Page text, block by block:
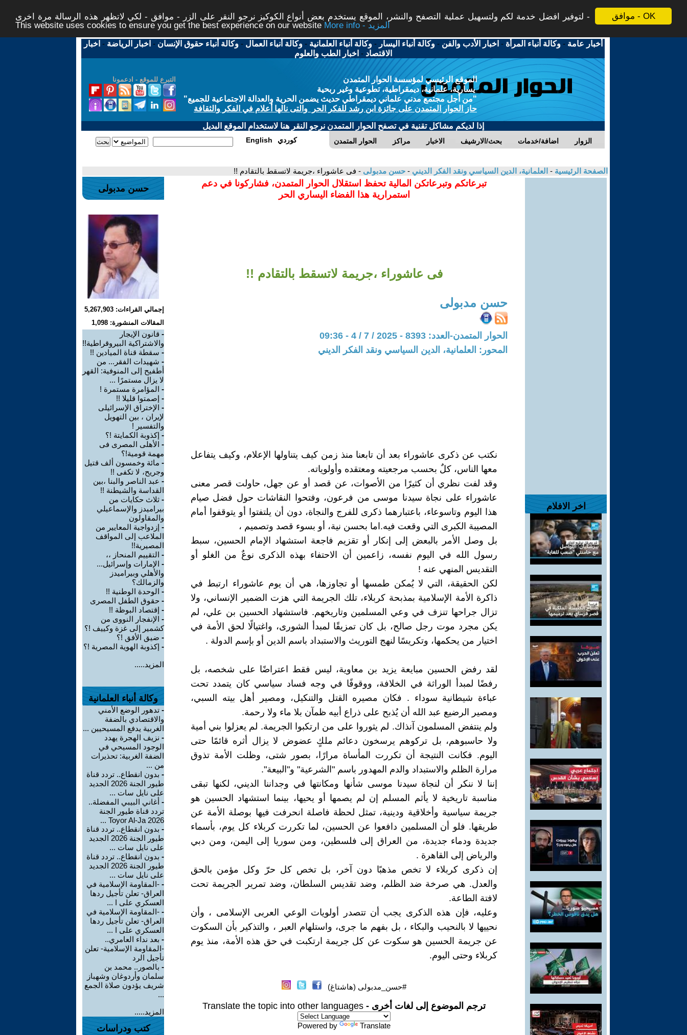
موافق - OK
لتوفير افضل خدمة لكم ولتسهيل عملية التصفح والنشر، الموقع يستخدم بعض أنواع الكوكيز نرجو النقر على الزر - موافق - لكي لاتظهر هذه الرسالة مرة اخرى -
This website uses cookies to ensure you get the best experience on our website
More info - المزيد
أخبار عامة -وكالة أنباء المرأة - اخبار الأدب والفن -وكالة أنباء اليسار -وكالة أنباء العلمانية -وكالة أنباء العمال -وكالة أنباء حقوق الإنسان - اخبار الرياضة - اخبار
الاقتصاد - اخبار الطب والعلوم
التبرع للموقع - ادعمونا
الموقع الرئيسي لمؤسسة الحوار المتمدن
يسارية، علمانية، ديمقراطية، تطوعية وغير ربحية
"من أجل مجتمع مدني علماني ديمقراطي حديث يضمن الحرية والعدالة الاجتماعية للجميع"
حاز الحوار المتمدن على جائزة ابن رشد للفكر الحر والتى نالها أعلام في الفكر والثقافة
إذا لديكم مشاكل تقنية في تصفح الحوار المتمدن نرجو النقر هنا لاستخدام الموقع البديل
الحوار المتمدن مراكز الاخبار بحث/الارشيف اضافة/خدمات الزوار English كوردي
الصفحة الرئيسية - العلمانية، الدين السياسي ونقد الفكر الديني - حسن مدبولى - فى عاشوراء ،جريمة لاتسقط بالتقادم !!
اخر الافلام
تبرعاتكم وتبرعاتكن المالية تحفظ استقلال الحوار المتمدن، فشاركونا في دعم
استمرارية هذا الفضاء اليساري الحر
فى عاشوراء ،جريمة لاتسقط بالتقادم !!
حسن مدبولى
الحوار المتمدن-العدد: 8393 - 2025 / 7 / 4 - 09:36
المحور: العلمانية، الدين السياسي ونقد الفكر الديني
نكتب عن ذكرى عاشوراء بعد أن تابعنا منذ زمن كيف يتناولها الإعلام، وكيف يتفاعل
معها الناس، كلٌ بحسب مرجعيته ومعتقده وأولوياته.
وقد لفت نظري أن كثيرًا من الأصوات، عن قصد أو عن جهل، حاولت قصر معنى
عاشوراء على نجاة سيدنا موسى من فرعون، وفتحوا النقاشات حول فضل صيام
هذا اليوم وتاسوعاء، باعتبارهما ذكرى للفرج والنجاة، دون أن يلتفتوا أو يتوقفوا أمام
المصيبة الكبرى التي وقعت فيه.اما بحسن نية، أو بسوء قصد وتصميم ،
بل وصل الأمر بالبعض إلى إنكار أو تقزيم فاجعة استشهاد الإمام الحسين، سبط
رسول الله في اليوم نفسه، زاعمين أن الاحتفاء بهذه الذكرى نوعٌ من الغلو أو
التقديس المنهي عنه !
لكن الحقيقة، التي لا يُمكن طمسها أو تجاوزها، هي أن يوم عاشوراء ارتبط في
ذاكرة الأمة الإسلامية بمذبحة كربلاء، تلك الجريمة التي هزت الضمير الإنساني، ولا
تزال جراحها تنزف في وعي المسلمين وتاريخهم. فاستشهاد الحسين بن علي، لم
يكن مجرد موت رجل صالح، بل كان تمزيقًا لمبدأ الشورى، واغتيالًا لحق الأمة في
اختيار من يحكمها، وتكريسًا لنهج التوريث والاستبداد باسم الدين أو بإسم الدولة .
لقد رفض الحسين مبايعة يزيد بن معاوية، ليس فقط اعتراضًا على شخصه، بل
رفضًا لمبدأ الوراثة في الخلافة، ووقوفًا في وجه فساد سياسي كان يتمدد تحت
عباءة شيطانية سوداء . فكان مصيره القتل والتنكيل، ومصير أهل بيته السبي،
ومصير الرضيع عبد الله أن يُذبح على ذراع أبيه ظمآن بلا ماء ولا رحمة.
ولم ينتفض المسلمون آنذاك. لم يثوروا على من ارتكبوا الجريمة. لم يعزلوا بني أمية
ولا حاسبوهم، بل تركوهم يرسخون دعائم ملكٍ عضوض لا يزال أثره قائمًا حتى
اليوم. فكانت النتيجة أن تكررت المأساة مرارًا، بصور شتى، وظلت الأمة تذوق
مرارة الظلم والاستبداد والدم المهدور باسم "الشرعية" و"البيعة".
إننا لا ننكر أن لنجاة سيدنا موسى شأنها ومكانتها في وجداننا الديني، لكنها تبقى
مناسبة تاريخية لا يأثم المسلم إن لم يصمها أو يحيها، بينما استشهاد الحسين هو
جريمة سياسية وأخلاقية ودينية، تمثل لحظة فاصلة انحرفت فيها بوصلة الأمة عن
طريقها. فلو أن المسلمين دافعوا عن الحسين، لما تكررت كربلاء كل يوم، بأسماء
جديدة ودماء جديدة، من العراق إلى فلسطين، ومن سوريا إلى اليمن، ومن دبي
والرياض إلى القاهرة .
إن ذكرى كربلاء لا تخص مذهبًا دون آخر، بل تخص كل حرّ وكل مؤمن بالحق
والعدل. هي صرخة ضد الظلم، وضد تقديس السلطان، وضد تمرير الجريمة تحت
لافتة الطاعة.
وعليه، فإن هذه الذكرى يجب أن تتصدر أولويات الوعي العربى الإسلامى ، وأن
نحييها لا بالنحيب والبكاء ، بل بفهم ما جرى، واستلهام العبر ، والتذكير بأن السكوت
عن جريمة الحسين هو سكوت عن كل جريمة ارتكبت في حق هذه الأمة، منذ يوم
كربلاء وحتى اليوم.
#حسن_مدبولى (هاشتاغ)
ترجم الموضوع إلى لغات أخرى - Translate the topic into other languages
Powered by Translate
حسن مدبولى
إجمالي القراءات: 5,267,903
المقالات المنشورة: 1,098
- قانون الإيجار
والاشتراكية البيروقراطية!!
- سقطة قناة الميادين !!
- شهيدات الفقر... من
أطفيح إلى المنوفية: القهر
لا يزال مستمرًا ...
- المؤامرة مستمرة !
- إصمتوا قليلا !!
- الإختراق الإسرائيلى
لإيران ، بين التهويل
والتفسير !
- إكذوبة الكمايتة !؟
- الأهلى المصرى فى
مهمة قومية!؟
- مائة وخمسون ألف قتيل
وجريح، لا تكفى !!
- عبد الناصر والبنا ،بين
القداسة والشيطنة !!
- ثلاث حكايات من
بيراميدز والإسماعيلي
والمقاولون
- إزدواجية المعايير من
الملاعب إلى المواقف
المصيرية!!
- التقييم المنحاز ،،
- الإمارات وإسرائيل...
والأهلي وبيراميدز
والزمالك؟
- الوحدة الوطنية !!
- حقوق الطفل المصرى
- إقتصاد البوظة !!
- الإنفجار النووى من
كشمير إلى غزة وكييف !؟
- ضيق الأفق !؟
- إكذوبة الهوية المصرية !؟
المزيد.....
وكالة أنباء العلمانية
- تدهور الوضع الأمني
والاقتصادي بالضفة
الغربية يدفع المسيحيين ...
- نزيف الهجرة يهدد
الوجود المسيحي في
الضفة الغربية: تحذيرات
من ...
- بدون انقطاع.. تردد قناة
طيور الجنة 2026 الجديد
على نايل سات ...
- أغاني البيبي المفضلة..
تردد قناة طيور الجنة
2026 Toyor Al-Ja ...
- بدون انقطاع.. تردد قناة
طيور الجنة 2026 الجديد
على نايل سات ...
- بدون انقطاع.. تردد قناة
طيور الجنة 2026 الجديد
على نايل سات ...
- -المقاومة الإسلامية في
العراق- تعلن تأجيل ردها
العسكري على ا ...
- -المقاومة الإسلامية في
العراق- تعلن تأجيل ردها
العسكري على ا ...
- بعد نداء العامري..
-المقاومة الإسلامية- تعلن
تأجيل الرد
- بالصور.. محمد بن
سلمان وأردوغان وشهباز
شريف يؤدون صلاة الجمع
...
المزيد.....
كتب ودراسات